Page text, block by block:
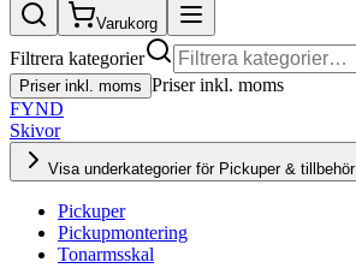
Varukorg
Filtrera kategorier
Priser inkl. moms Priser inkl. moms
FYND
Skivor
Visa underkategorier för Pickuper & tillbehör
Pickuper
Pickupmontering
Tonarmsskal